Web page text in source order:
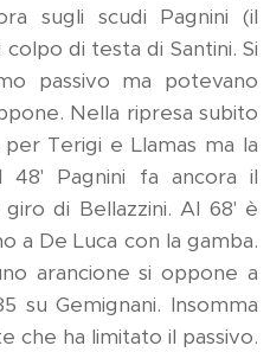
sugli scudi Pagnini (il
di testa di Santini. Si
passivo ma potevano
Nella ripresa subito
Terigi e Llamas ma la
48' Pagnini fa ancora il
di Bellazzini. Al 68' è
a De Luca con la gamba.
arancione si oppone a
su Gemignani. Insomma
che ha limitato il passivo.